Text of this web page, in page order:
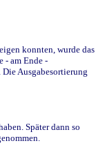
konnten, wurde das
- am Ende -
Ausgabesortierung
Später dann so